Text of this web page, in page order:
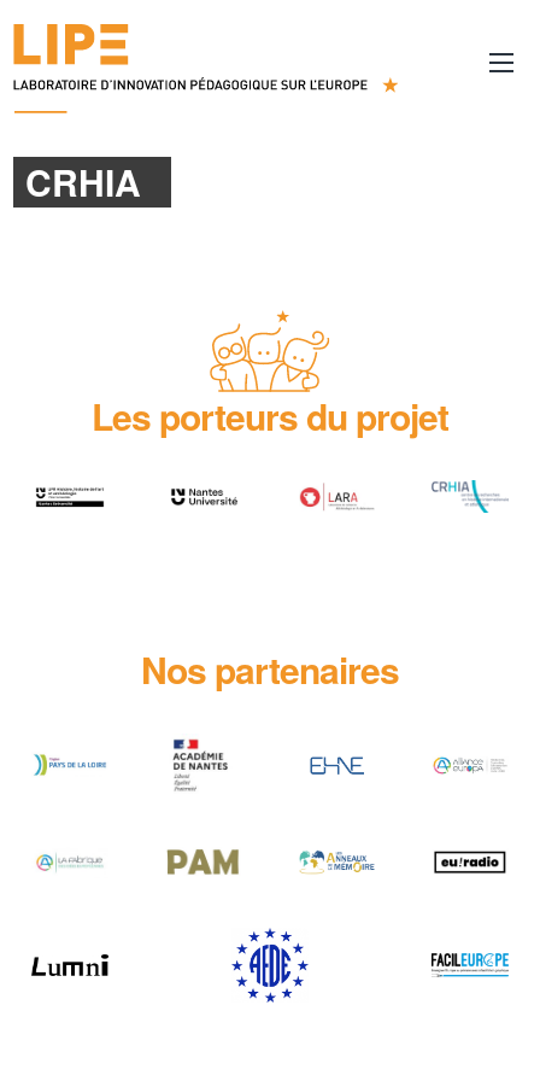
CRHIA
Les porteurs du projet
Nos partenaires